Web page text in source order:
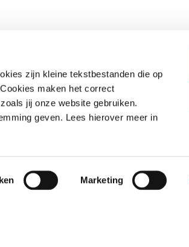
zijn kleine tekstbestanden die op
maken het correct
jij onze website gebruiken.
geven. Lees hierover meer in
Marketing